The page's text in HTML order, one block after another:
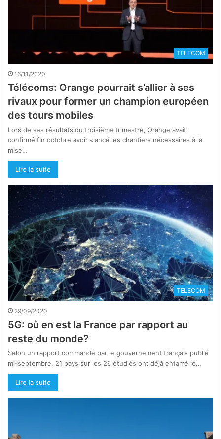
TELECOM
16/11/2020
Télécoms: Orange pourrait s’allier à ses
rivaux pour former un champion européen
des tours mobiles
Lors de ses résultats du troisième trimestre, Orange avait
confirmé fin octobre avoir «lancé les chantiers nécessaires à la
mise…
Lire la suite
TELECOM
29/09/2020
5G: où en est la France par rapport au
reste du monde?
Selon un rapport commandé par le gouvernement français publié
mi-septembre, 21 pays sur les 26 étudiés ont déjà entamé le…
Lire la suite